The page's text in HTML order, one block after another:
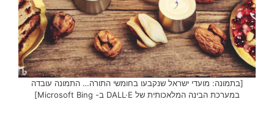
[בתמונה: מועדי ישראל שנקבעו בחומשי התורה… התמונה עובדה
במערכת הבינה המלאכותית של DALL·E ב- Microsoft Bing]